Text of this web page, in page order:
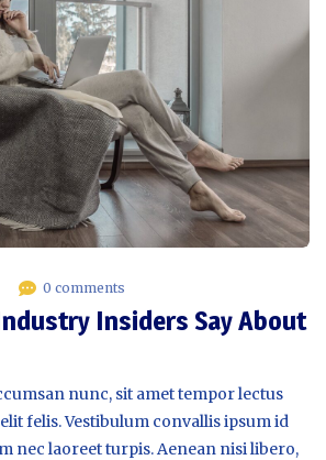
0 comments
Insiders Say About
nunc, sit amet tempor lectus
felis. Vestibulum convallis ipsum id
nec laoreet turpis. Aenean nisi libero,